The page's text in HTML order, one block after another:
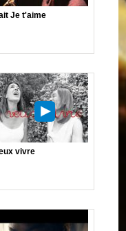
Je t'aime
vivre